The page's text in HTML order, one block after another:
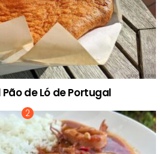
de Ló de Portugal